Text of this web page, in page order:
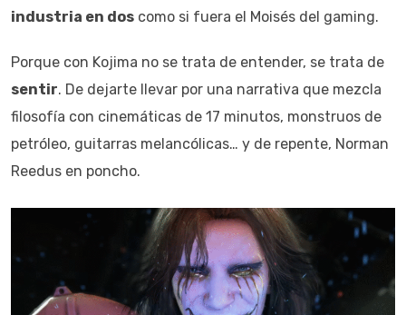
industria en dos como si fuera el Moisés del gaming.
Porque con Kojima no se trata de entender, se trata de
sentir. De dejarte llevar por una narrativa que mezcla
filosofía con cinemáticas de 17 minutos, monstruos de
petróleo, guitarras melancólicas… y de repente, Norman
Reedus en poncho.